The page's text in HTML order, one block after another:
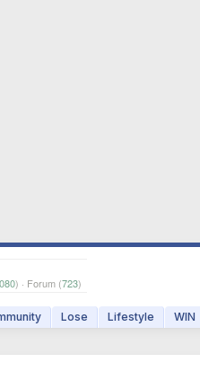
) · Forum (723)
Lose Lifestyle WIN